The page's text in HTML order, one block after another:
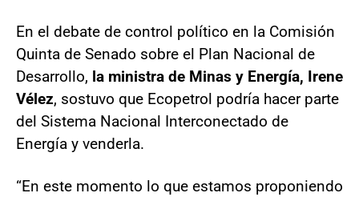
En el debate de control político en la Comisión
Quinta de Senado sobre el Plan Nacional de
Desarrollo, la ministra de Minas y Energía, Irene
Vélez, sostuvo que Ecopetrol podría hacer parte
del Sistema Nacional Interconectado de
Energía y venderla.
“En este momento lo que estamos proponiendo